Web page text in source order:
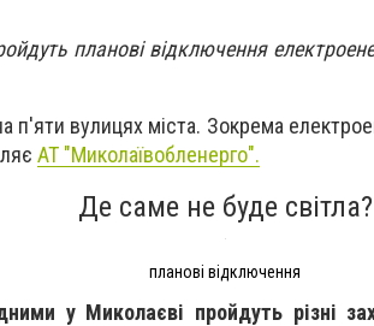
планові відключення
п'яти вулицях міста. Зокрема
АТ "Миколаївобленерго".
Де саме не буде світла?
планові відключення
у Миколаєві пройдуть різні